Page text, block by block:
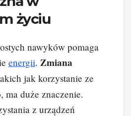
życiu
nawyków pomaga
energii. Zmiana
jak korzystanie ze
ma duże znaczenie.
z urządzeń